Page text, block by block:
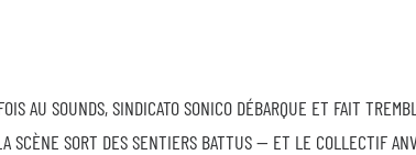
AU SOUNDS, SINDICATO SONICO DÉBARQUE ET FAIT
SCÈNE SORT DES SENTIERS BATTUS — ET LE COLLECTIF